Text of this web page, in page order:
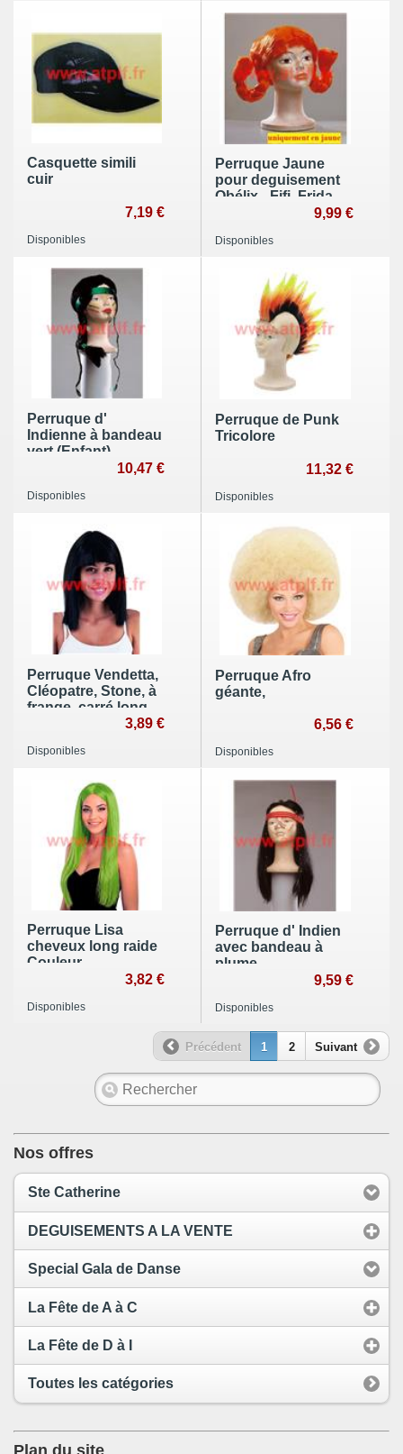
Casquette simili
cuir
7,19 €
Disponibles
Perruque Jaune
pour deguisement
Obélix - Fifi, Frida
9,99 €
Disponibles
Perruque d'
Indienne à bandeau
vert (Enfant)
10,47 €
Disponibles
Perruque de Punk
Tricolore
11,32 €
Disponibles
Perruque Vendetta,
Cléopatre, Stone, à
frange, carré long
3,89 €
Disponibles
Perruque Afro
géante,
6,56 €
Disponibles
Perruque Lisa
cheveux long raide
Couleur
3,82 €
Disponibles
Perruque d' Indien
avec bandeau à
plume
9,59 €
Disponibles
Précédent 1 2 Suivant
Nos offres
Ste Catherine
DEGUISEMENTS A LA VENTE
Special Gala de Danse
La Fête de A à C
La Fête de D à I
Toutes les catégories
Plan du site